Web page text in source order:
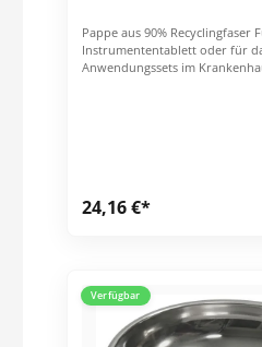
Pappe aus 90% Recyclingfaser
Instrumententablett oder für
Anwendungssets im Krankenhaus-
24,16 €*
Verfügbar